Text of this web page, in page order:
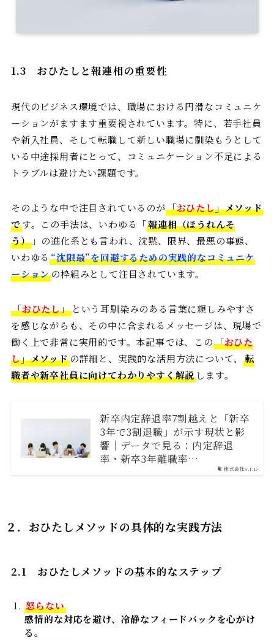
1.3 おひたしと報連相の重要性
現代のビジネス環境では、職場における円滑なコミュニケ
ーションがますます重要視されています。特に、若手社員
や新入社員、そして転職して新しい職場に馴染もうとして
いる中途採用者にとって、コミュニケーション不足による
トラブルは避けたい課題です。
そのような中で注目されているのが「おひたし」メソッド
です。この手法は、いわゆる「報連相（ほうれんそ
う）」の進化系とも言われ、沈黙、限界、最悪の事態、
いわゆる“沈限最”を回避するための実践的なコミュニケ
ーションの枠組みとして注目されています。
「おひたし」という耳馴染みのある言葉に親しみやすさ
を感じながらも、その中に含まれるメッセージは、現場で
働く上で非常に実用的です。本記事では、この「おひた
し」メソッドの詳細と、実践的な活用方法について、転
職者や新卒社員に向けてわかりやすく解説 します。
株式会社S.I.D
新卒内定辞退率7割越えと「新卒
3年で3割退職」が示す現状と影
響｜データで見る：内定辞退
率・新卒3年離職率…
２． おひたしメソッドの具体的な実践方法
2.1 おひたしメソッドの基本的なステップ
怒らない
感情的な対応を避け、冷静なフィードバックを心がけ
る。